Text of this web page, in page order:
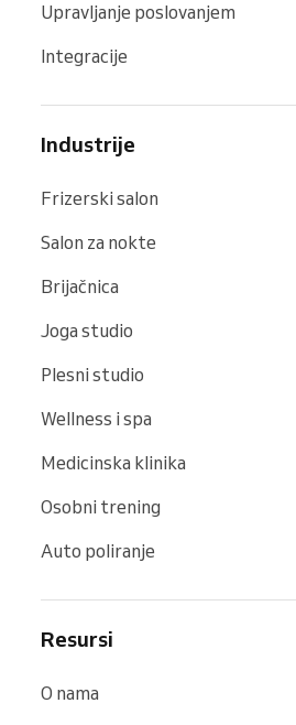
Upravljanje poslovanjem
Integracije
Industrije
Frizerski salon
Salon za nokte
Brijačnica
Joga studio
Plesni studio
Wellness i spa
Medicinska klinika
Osobni trening
Auto poliranje
Resursi
O nama